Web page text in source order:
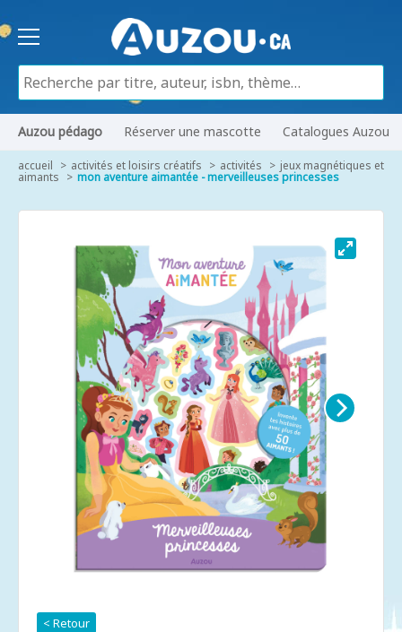
Auzou pédago Réserver une mascotte Catalogues Auzou
accueil activités et loisirs créatifs activités jeux magnétiques et
aimants mon aventure aimantée - merveilleuses princesses
< Retour